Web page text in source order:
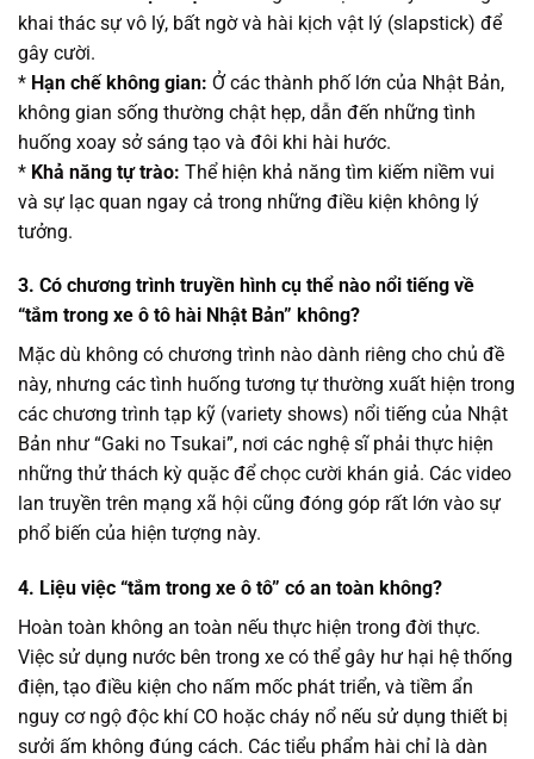
khai thác sự vô lý, bất ngờ và hài kịch vật lý (slapstick) để
gây cười.
* Hạn chế không gian: Ở các thành phố lớn của Nhật Bản,
không gian sống thường chật hẹp, dẫn đến những tình
huống xoay sở sáng tạo và đôi khi hài hước.
* Khả năng tự trào: Thể hiện khả năng tìm kiếm niềm vui
và sự lạc quan ngay cả trong những điều kiện không lý
tưởng.
3. Có chương trình truyền hình cụ thể nào nổi tiếng về
“tắm trong xe ô tô hài Nhật Bản” không?
Mặc dù không có chương trình nào dành riêng cho chủ đề
này, nhưng các tình huống tương tự thường xuất hiện trong
các chương trình tạp kỹ (variety shows) nổi tiếng của Nhật
Bản như “Gaki no Tsukai”, nơi các nghệ sĩ phải thực hiện
những thử thách kỳ quặc để chọc cười khán giả. Các video
lan truyền trên mạng xã hội cũng đóng góp rất lớn vào sự
phổ biến của hiện tượng này.
4. Liệu việc “tắm trong xe ô tô” có an toàn không?
Hoàn toàn không an toàn nếu thực hiện trong đời thực.
Việc sử dụng nước bên trong xe có thể gây hư hại hệ thống
điện, tạo điều kiện cho nấm mốc phát triển, và tiềm ẩn
nguy cơ ngộ độc khí CO hoặc cháy nổ nếu sử dụng thiết bị
sưởi ấm không đúng cách. Các tiểu phẩm hài chỉ là dàn